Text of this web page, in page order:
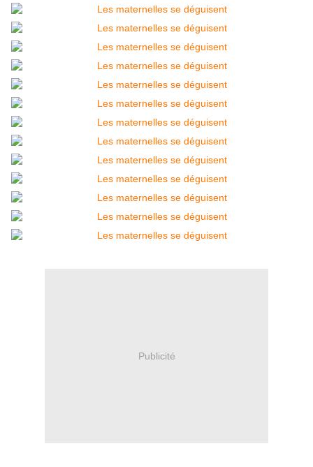
Publicité